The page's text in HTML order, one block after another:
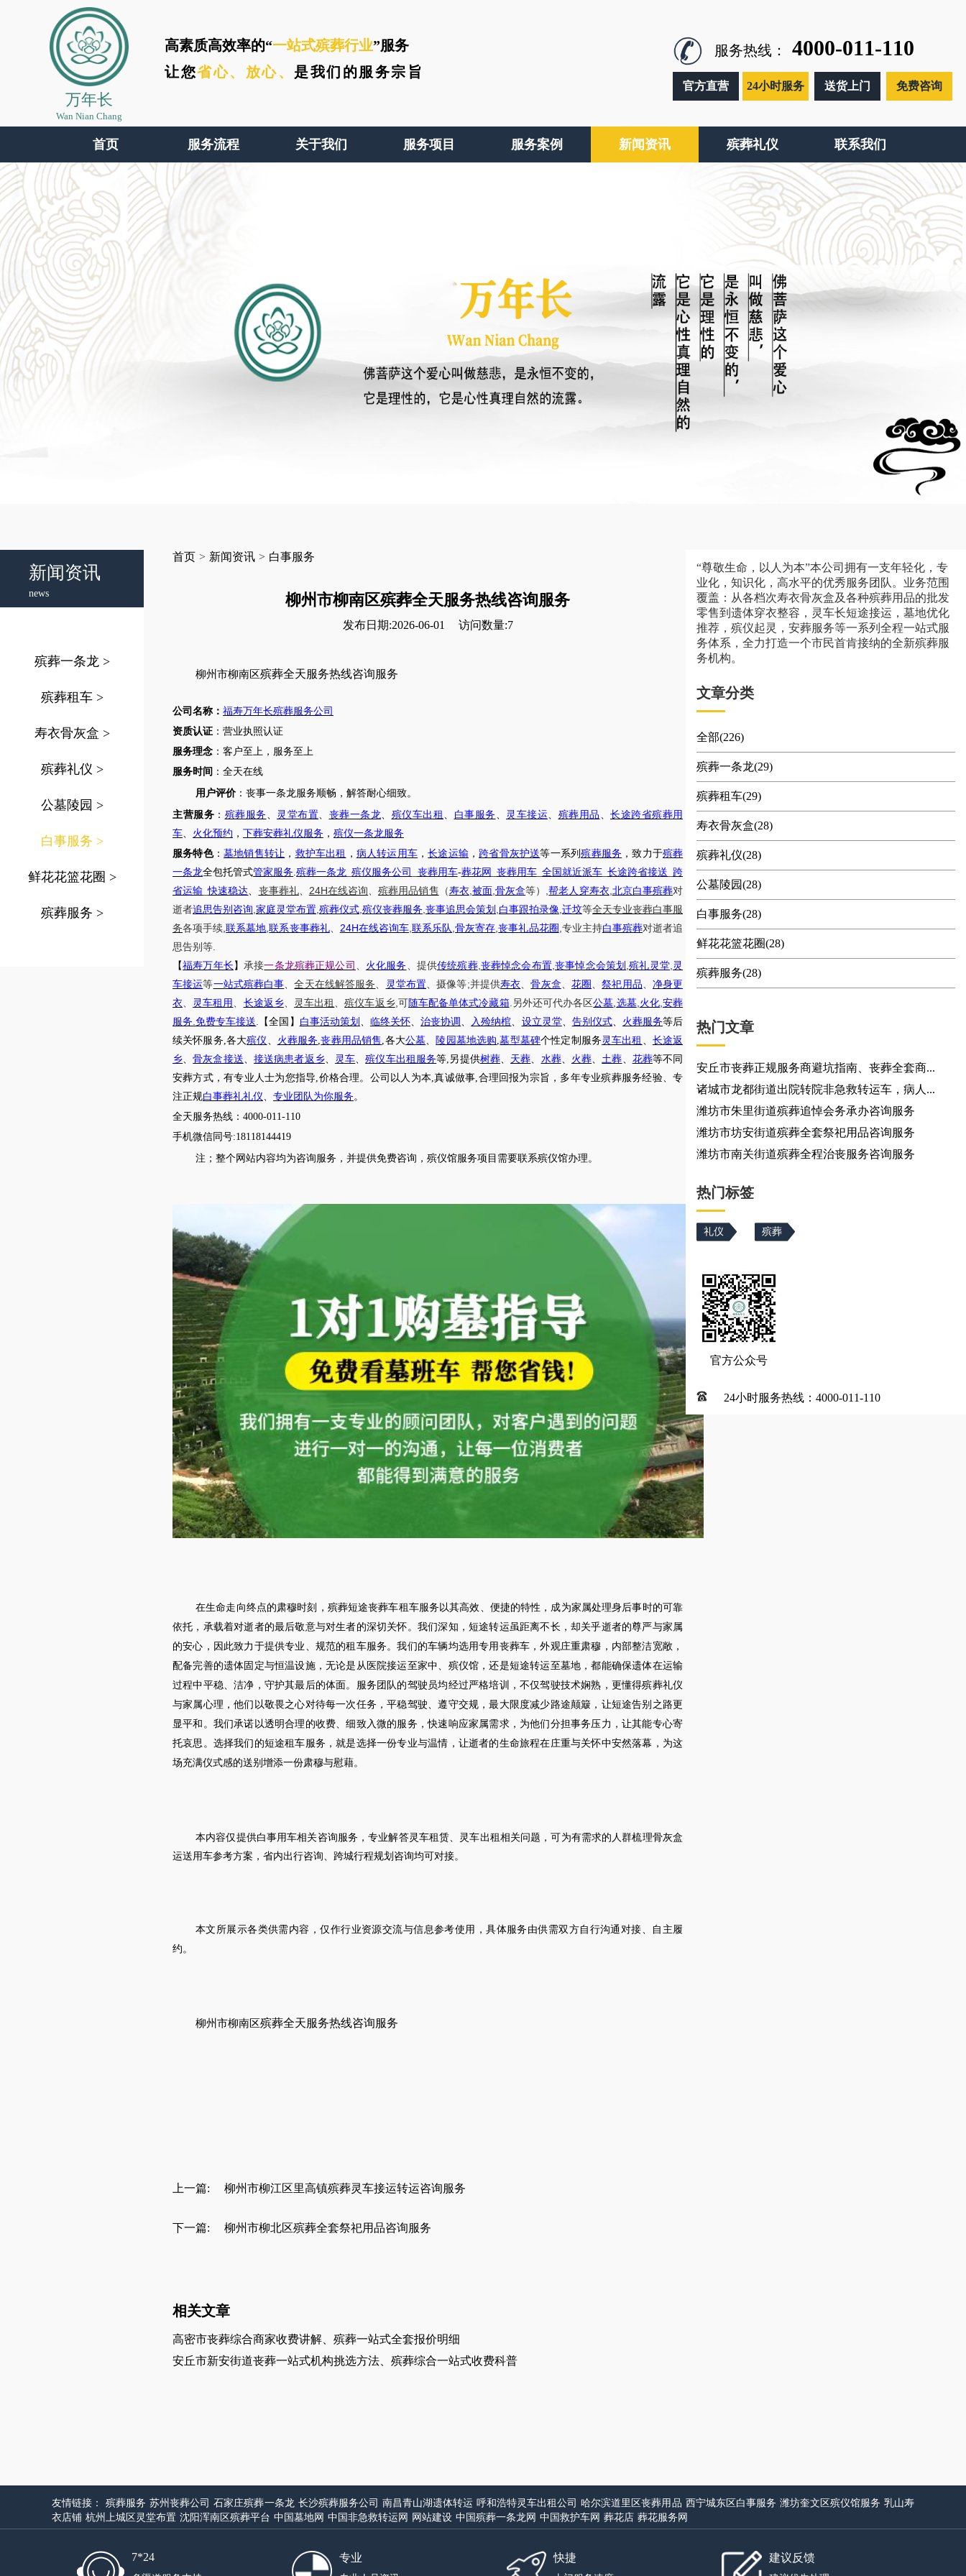
万年长
Wan Nian Chang
高素质高效率的“一站式殡葬行业”服务
让您省心、 放心、 是我们的服务宗旨
服务热线： 4000-011-110
官方直营 24小时服务 送货上门 免费咨询
首页 服务流程 关于我们 服务项目 服务案例 新闻资讯 殡葬礼仪 联系我们
新闻资讯
news
殡葬一条龙 >
殡葬租车 >
寿衣骨灰盒 >
殡葬礼仪 >
公墓陵园 >
白事服务 >
鲜花花篮花圈 >
殡葬服务 >
首页 > 新闻资讯 > 白事服务
柳州市柳南区殡葬全天服务热线咨询服务
发布日期:2026-06-01 访问数量:7
柳州市柳南区殡葬全天服务热线咨询服务
公司名称： 福寿万年长殡葬服务公司
资质认证 ：营业执照认证
服务理念 ：客户至上，服务至上
服务时间 ：全天在线
用户评价：丧事一条龙服务顺畅，解答耐心细致。
主营服务 ： 殡葬服务 灵堂布置 丧葬一条龙 殡仪车出租 白事服务 灵车接运 殡葬用品
长途跨省殡葬用
车
火化预约 ， 下葬安葬礼仪服务 ， 殡仪一条龙服务
服务特色：墓地销售转让 ， 救护车出租 ， 病人转运用车，长途运输 ，跨省骨灰护送等一系列殡葬服务 ，致力于殡葬
一条龙全包托管式管家服务 .殡葬一条龙 _殡仪服务公司 丧葬用车-葬花网 丧葬用车_ 全国就近派车_ 长途跨省接送 _跨
省运输 _快速稳达 丧事葬礼、 24H在线咨询 、殡葬用品销售 （寿衣, 被面, 骨灰盒等） ,帮老人穿寿衣, 北京白事殡葬对
逝者追思告别咨询 家庭灵堂布置 殡葬仪式 殡仪丧葬服务 丧事追思会策划 白事跟拍录像 迁坟等全天专业丧葬白事服
务各项手续 ,联系墓地 ,联系丧事葬礼、 24H在线咨询车, 联系乐队 ,骨灰寄存 ,丧事礼品花圈 专业主持白事殡葬对逝者追
思告别等
【福寿万年长 】承接一条龙殡葬正规公司 火化服务 、提供传统殡葬, 丧葬悼念会布置, 丧事悼念会策划 ,殡礼灵堂, 灵
车接运等一站式殡葬白事 、全天在线解答服务 灵堂布置 、摄像等;并提供寿衣 、骨灰盒 花圈 、祭祀用品
净身更
衣
灵车租用 长途返乡、 灵车出租 、殡仪车返乡, 可 随车配备单体式冷藏箱. 另外还可代办各区公墓 选墓, 火化, 安葬
服务 .免费专车接送 【全国】 白事活动策划 临终关怀 、治丧协调 入殓纳棺 设立灵堂、 告别仪式、 火葬服务等后
续关怀服务 ,各大殡仪 火葬服务 ,丧葬用品销售 ,各大公墓 陵园墓地选购 ,墓型墓碑个性定制服务 灵车出租
长途返
乡 、骨灰盒接送 接送病患者返乡、 灵车 、殡仪车出租服务等 ,另提供树葬 天葬 水葬、 火葬 土葬 花葬等不同
安葬方式，有专业人士为您指导,价格合理。公司以人为本,真诚做事,合理回报为宗旨，多年专业殡葬服务经验、专
注正规白事葬礼礼仪 专业团队为你服务 。
全天服务热线： 4000-011-110
手机微信同号:18118144419
注；整个网站内容均为咨询服务，并提供免费咨询，殡仪馆服务项目需要联系殡仪馆办理。
在生命走向终点的肃穆时刻，殡葬短途丧葬车租车服务以其高效、便捷的特性，成为家属处理身后事时的可靠
依托，承载着对逝者的最后敬意与对生者的深切关怀。我们深知，短途转运虽距离不长，却关乎逝者的尊严与家属
的安心，因此致力于提供专业、规范的租车服务。我们的车辆均选用专用丧葬车，外观庄重肃穆，内部整洁宽敞，
配备完善的遗体固定与恒温设施，无论是从医院接运至家中、殡仪馆，还是短途转运至墓地，都能确保遗体在运输
过程中平稳、洁净，守护其最后的体面。服务团队的驾驶员均经过严格培训，不仅驾驶技术娴熟，更懂得殡葬礼仪
与家属心理，他们以敬畏之心对待每一次任务，平稳驾驶、遵守交规，最大限度减少路途颠簸，让短途告别之路更
显平和。我们承诺以透明合理的收费、细致入微的服务，快速响应家属需求，为他们分担事务压力，让其能专心寄
托哀思。选择我们的短途租车服务，就是选择一份专业与温情，让逝者的生命旅程在庄重与关怀中安然落幕，为这
场充满仪式感的送别增添一份肃穆与慰藉。
本内容仅提供白事用车相关咨询服务，专业解答灵车租赁、灵车出租相关问题，可为有需求的人群梳理骨灰盒
运送用车参考方案，省内出行咨询、跨城行程规划咨询均可对接。
本文所展示各类供需内容，仅作行业资源交流与信息参考使用，具体服务由供需双方自行沟通对接、自主履
约。
柳州市柳南区殡葬全天服务热线咨询服务
上一篇: 柳州市柳江区里高镇殡葬灵车接运转运咨询服务
下一篇: 柳州市柳北区殡葬全套祭祀用品咨询服务
相关文章
高密市丧葬综合商家收费讲解、殡葬一站式全套报价明细
安丘市新安街道丧葬一站式机构挑选方法、殡葬综合一站式收费科普
“尊敬生命，以人为本”本公司拥有一支年轻化，专
业化，知识化，高水平的优秀服务团队。业务范围
覆盖：从各档次寿衣骨灰盒及各种殡葬用品的批发
零售到遗体穿衣整容，灵车长短途接运，墓地优化
推荐，殡仪起灵，安葬服务等一系列全程一站式服
务体系，全力打造一个市民首肯接纳的全新殡葬服
务机构。
文章分类
全部(226)
殡葬一条龙(29)
殡葬租车(29)
寿衣骨灰盒(28)
殡葬礼仪(28)
公墓陵园(28)
白事服务(28)
鲜花花篮花圈(28)
殡葬服务(28)
热门文章
安丘市丧葬正规服务商避坑指南、丧葬全套商...
诸城市龙都街道出院转院非急救转运车，病人...
潍坊市朱里街道殡葬追悼会务承办咨询服务
潍坊市坊安街道殡葬全套祭祀用品咨询服务
潍坊市南关街道殡葬全程治丧服务咨询服务
热门标签
礼仪 殡葬
官方公众号
24小时服务热线：4000-011-110
友情链接： 殡葬服务 苏州丧葬公司 石家庄殡葬一条龙 长沙殡葬服务公司 南昌青山湖遗体转运 呼和浩特灵车出租公司 哈尔滨道里区丧葬用品 西宁城东区白事服务 潍坊奎文区殡仪馆服务 乳山寿
衣店铺 杭州上城区灵堂布置 沈阳浑南区殡葬平台 中国墓地网 中国非急救转运网 网站建设 中国殡葬一条龙网 中国救护车网 葬花店 葬花服务网
7*24 专业 快捷 建议反馈